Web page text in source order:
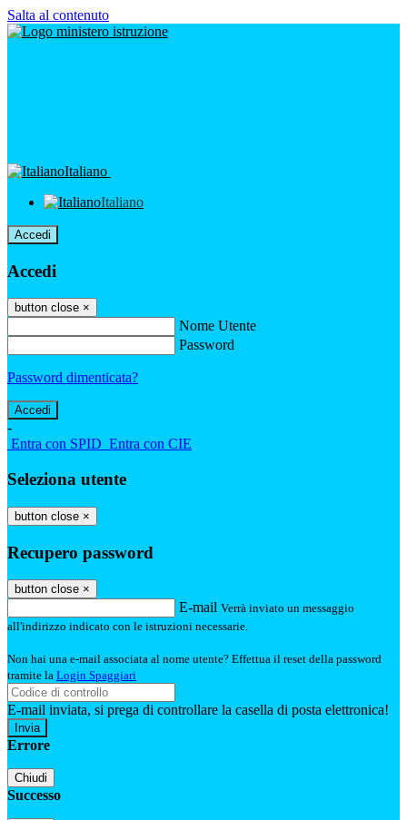
Salta al contenuto
Italiano
Italiano
Accedi
Accedi
button close ×
Nome Utente
Password
Password dimenticata?
-
Entra con SPID Entra con CIE
Seleziona utente
button close ×
Recupero password
button close ×
E-mail Verrà inviato un messaggio
all'indirizzo indicato con le istruzioni necessarie.
Non hai una e-mail associata al nome utente? Effettua il reset della password
tramite la Login Spaggiari
E-mail inviata, si prega di controllare la casella di posta elettronica!
Errore
Chiudi
Successo